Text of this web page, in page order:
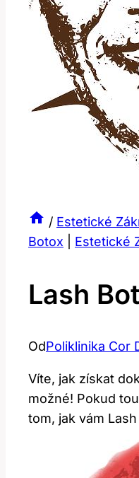
/ Estetické
Botox
Estetické
Lash
OdPoliklinika Cor
Víte, jak získat
možné! Pokud
tom, jak vám